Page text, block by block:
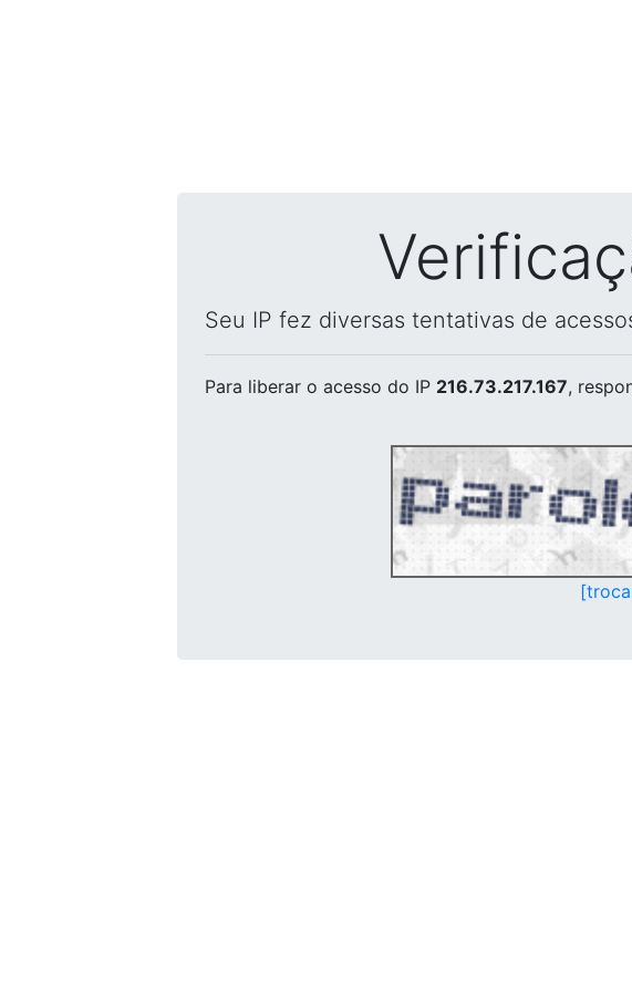
Seu IP fez diversas tentativas de
Para liberar o acesso do IP 216.73.217.167,